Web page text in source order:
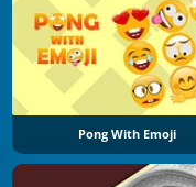
Pong With Emoji